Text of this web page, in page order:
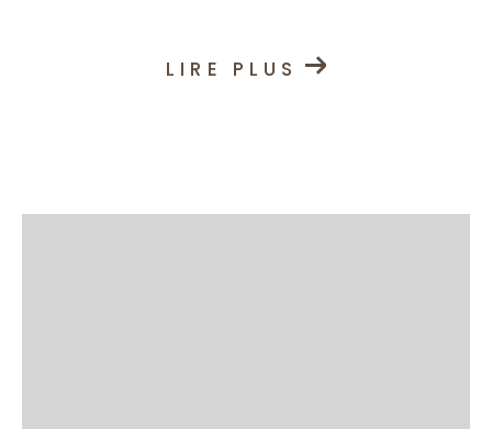
LIRE PLUS